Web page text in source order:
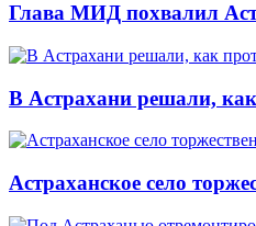
Глава МИД похвалил
В Астрахани решали,
Астраханское село